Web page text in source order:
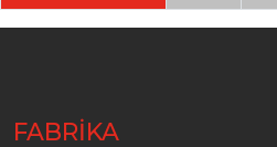
FABRİKA